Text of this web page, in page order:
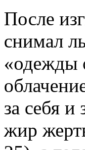
После
снимал
«одежды
за себя
жир